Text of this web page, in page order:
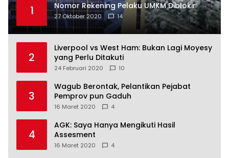
1 Nomor Rekening Pelaku UMKM Diblokir
27 Oktober 2020 14
2
Liverpool vs West Ham: Bukan Lagi Moyesy
yang Perlu Ditakuti
24 Februari 2020 10
3
Wagub Berontak, Pelantikan Pejabat
Pemprov pun Gaduh
16 Maret 2020 4
4
AGK: Saya Hanya Mengikuti Hasil
Assesment
16 Maret 2020 4